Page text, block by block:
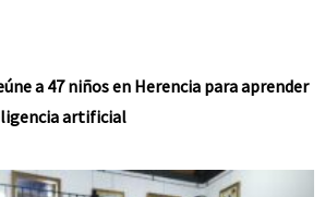
a 47 niños en Herencia para aprender
artificial